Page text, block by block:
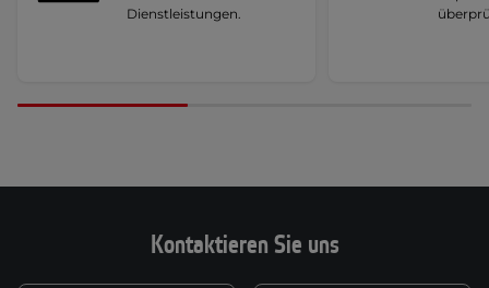
Dienstleistungen.
Kontaktieren Sie uns